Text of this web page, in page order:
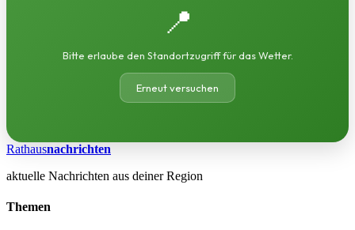
📍
Bitte erlaube den Standortzugriff für das Wetter.
Erneut versuchen
Rathausnachrichten
aktuelle Nachrichten aus deiner Region
Themen